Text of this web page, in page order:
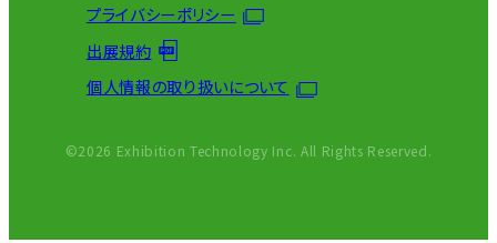
プライバシーポリシー
出展規約
個人情報の取り扱いについて
©2026 Exhibition Technology Inc. All Rights Reserved.